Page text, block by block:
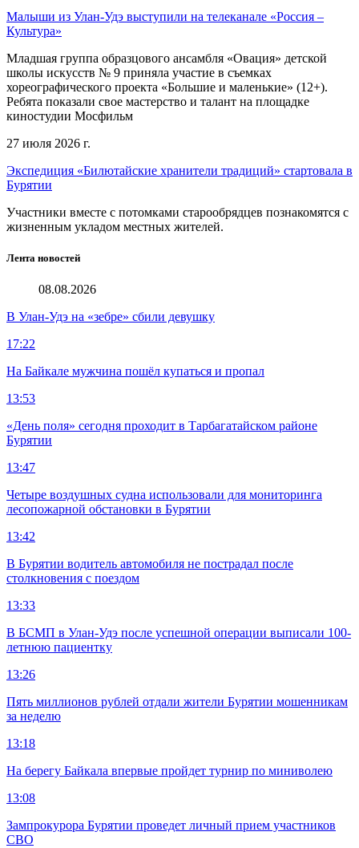
Малыши из Улан-Удэ выступили на телеканале «Россия –
Культура»
Младшая группа образцового ансамбля «Овация» детской
школы искусств № 9 приняла участие в съемках
хореографического проекта «Большие и маленькие» (12+).
Ребята показали свое мастерство и талант на площадке
киностудии Мосфильм
27 июля 2026 г.
Экспедиция «Билютайские хранители традиций» стартовала в
Бурятии
Участники вместе с потомками старообрядцев познакомятся с
жизненным укладом местных жителей.
Лента новостей
08.08.2026
В Улан-Удэ на «зебре» сбили девушку
17:22
На Байкале мужчина пошёл купаться и пропал
13:53
«День поля» сегодня проходит в Тарбагатайском районе
Бурятии
13:47
Четыре воздушных судна использовали для мониторинга
лесопожарной обстановки в Бурятии
13:42
В Бурятии водитель автомобиля не пострадал после
столкновения с поездом
13:33
В БСМП в Улан-Удэ после успешной операции выписали 100-
летнюю пациентку
13:26
Пять миллионов рублей отдали жители Бурятии мошенникам
за неделю
13:18
На берегу Байкала впервые пройдет турнир по миниволею
13:08
Зампрокурора Бурятии проведет личный прием участников
СВО